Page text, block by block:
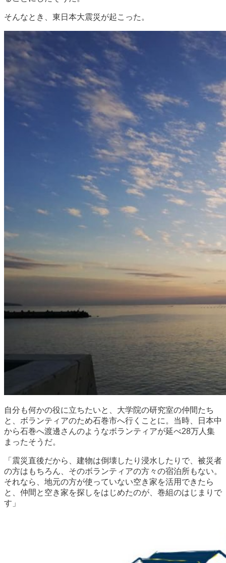
そんなとき、東日本大震災が起こった。
自分も何かの役に立ちたいと、大学院の研究室の仲間たち
と、ボランティアのため石巻市へ行くことに。当時、日本中
から石巻へ渡邊さんのようなボランティアが延べ28万人集
まったそうだ。
「震災直後だから、建物は倒壊したり浸水したりで、被災者
の方はもちろん、そのボランティアの方々の宿泊所もない。
それなら、地元の方が使っていない空き家を活用できたら
と、仲間と空き家を探しをはじめたのが、巻組のはじまりで
す」